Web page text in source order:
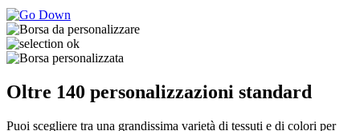
Oltre 140 personalizzazioni standard
Puoi scegliere tra una grandissima varietà di tessuti e di colori per